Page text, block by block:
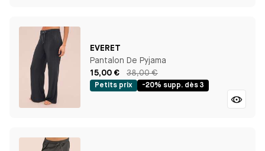
EVERET
Pantalon De Pyjama
15,00 €
38,00 €
Petits prix -20% supp. dès 3